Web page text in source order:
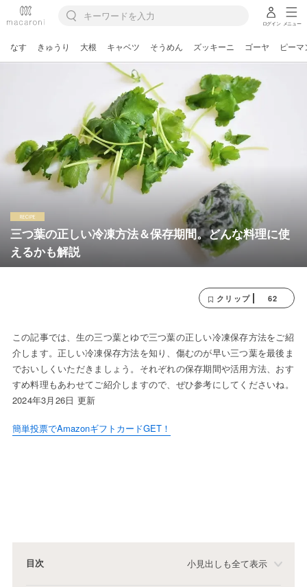
ログイン メニュー
なす きゅうり 大根 キャベツ そうめん ズッキーニ ゴーヤ ピーマ
三つ葉の正しい冷凍方法＆保存期間。どんな料理に使
えるかも解説
クリップ 62
この記事では、生の三つ葉とゆで三つ葉の正しい冷凍保存方法をご紹
介します。正しい冷凍保存方法を知り、傷むのが早い三つ葉を最後ま
でおいしくいただきましょう。それぞれの保存期間や活用方法、おす
すめ料理もあわせてご紹介しますので、ぜひ参考にしてくださいね。
2024年3月26日 更新
簡単投票でAmazonギフトカードGET！
目次 小見出しも全て表示